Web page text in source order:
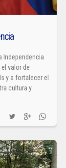
Independencia
valor de
y a fortalecer el
cultura y